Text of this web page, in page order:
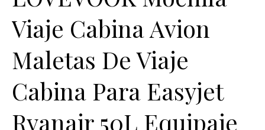
Viaje Cabina Avion
Maletas De Viaje
Cabina Para Easyjet
Ryanair 50L Equipaje